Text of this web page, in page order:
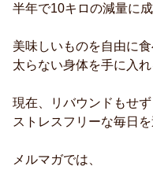
半年で10キロの減量に成
美味しいものを自由に
太らない身体を手に入
現在、リバウンドもせず
ストレスフリーな毎日を
メルマガでは、